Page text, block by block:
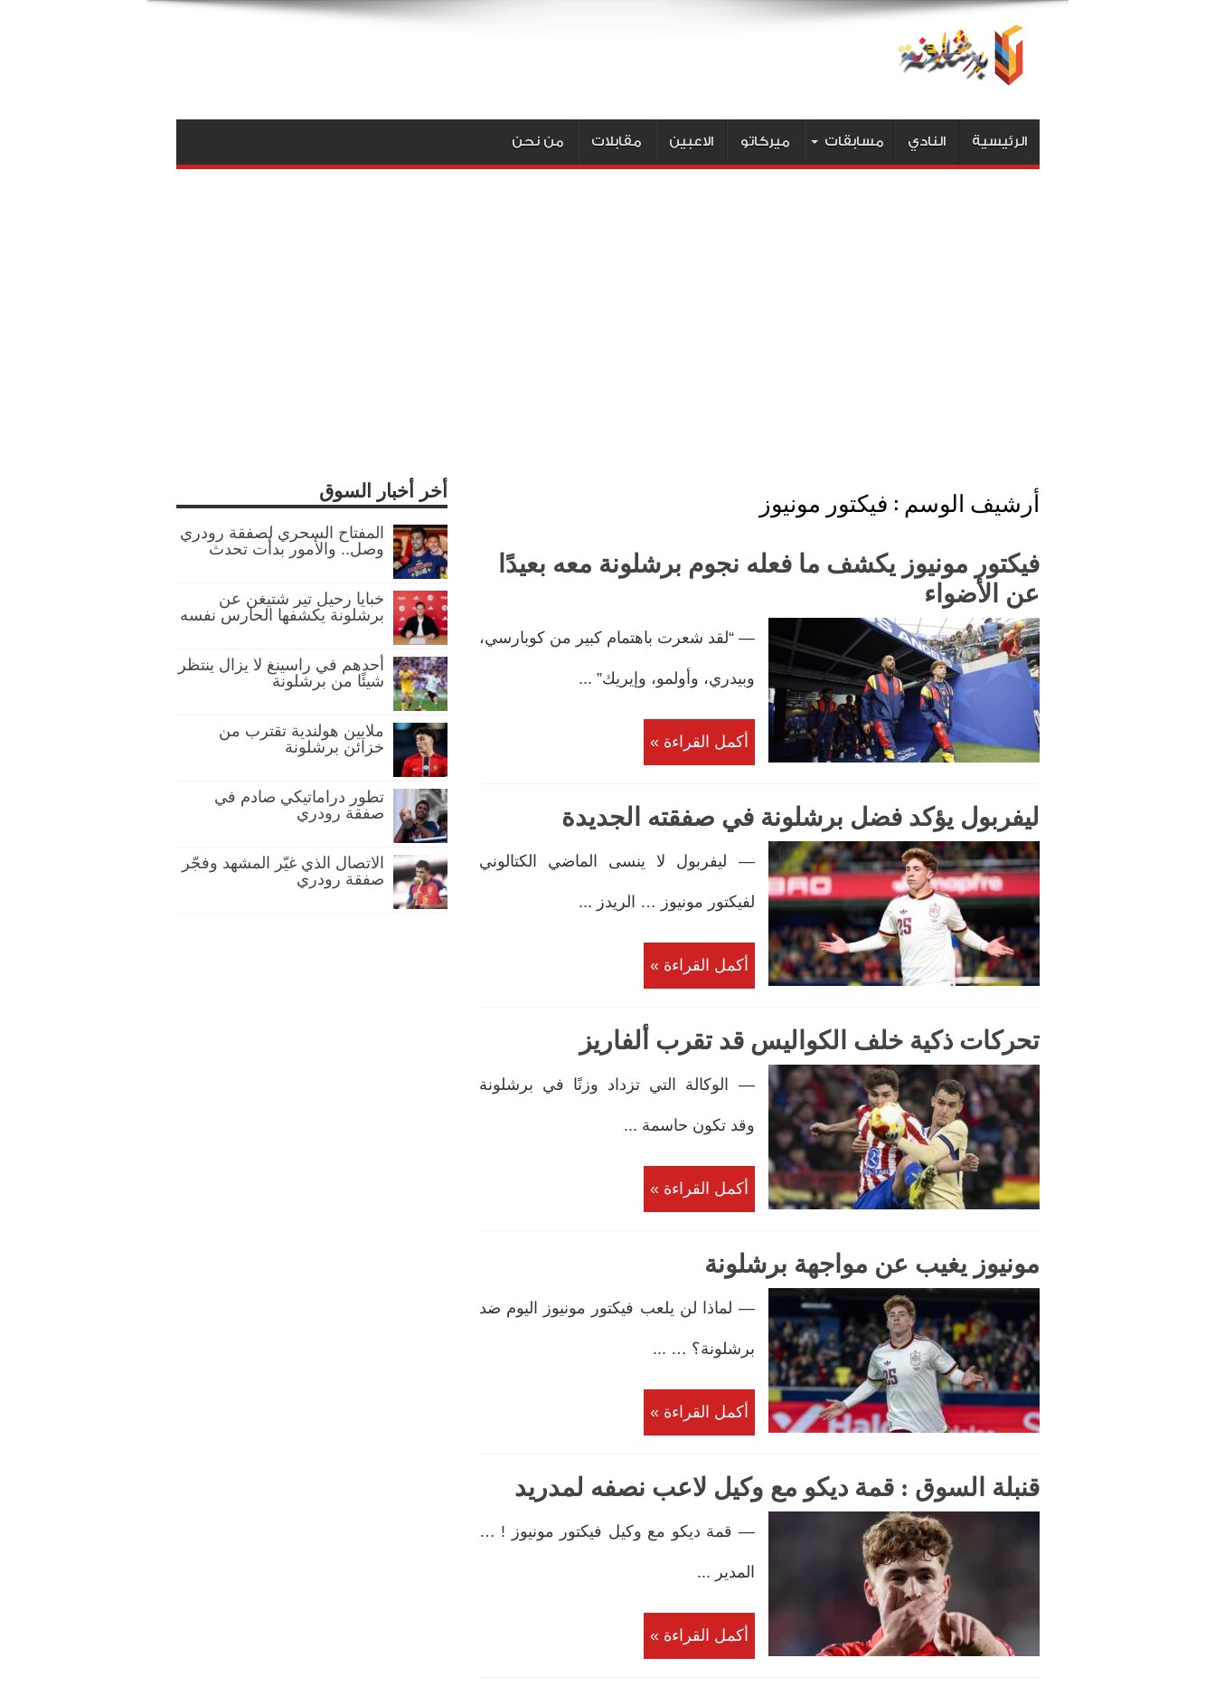
الرئيسية النادي مسابقات ميركاتو الاعبين مقابلات من نحن
أرشيف الوسم : فيكتور مونيوز
فيكتور مونيوز يكشف ما فعله نجوم برشلونة معه بعيدًا
عن الأضواء
— “لقد شعرت باهتمام كبير من كوبارسي،
وبيدري، وأولمو، وإيريك” ...
أكمل القراءة »
ليفربول يؤكد فضل برشلونة في صفقته الجديدة
— ليفربول لا ينسى الماضي الكتالوني
لفيكتور مونيوز … الريدز ...
أكمل القراءة »
تحركات ذكية خلف الكواليس قد تقرب ألفاريز
— الوكالة التي تزداد وزنًا في برشلونة
وقد تكون حاسمة ...
أكمل القراءة »
مونيوز يغيب عن مواجهة برشلونة
— لماذا لن يلعب فيكتور مونيوز اليوم ضد
برشلونة؟ … ...
أكمل القراءة »
قنبلة السوق : قمة ديكو مع وكيل لاعب نصفه لمدريد
— قمة ديكو مع وكيل فيكتور مونيوز ! …
المدير ...
أكمل القراءة »
أخر أخبار السوق
المفتاح السحري لصفقة رودري
وصل.. والأمور بدأت تحدث
خبايا رحيل تير شتيغن عن
برشلونة يكشفها الحارس نفسه
أحدهم في راسينغ لا يزال ينتظر
شيئًا من برشلونة
ملايين هولندية تقترب من
خزائن برشلونة
تطور دراماتيكي صادم في
صفقة رودري
الاتصال الذي غيّر المشهد وفجّر
صفقة رودري